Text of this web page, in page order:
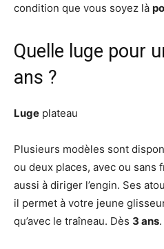
condition que vous soyez là
Quelle luge pour
ans ?
Luge plateau
Plusieurs modèles sont
ou deux places, avec ou sans
aussi à diriger l’engin. Ses
il permet à votre jeune
qu’avec le traîneau. Dès 3 ans.